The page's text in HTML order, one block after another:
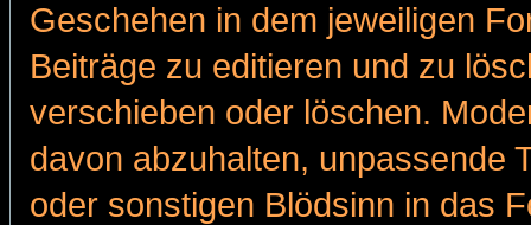
Geschehen in dem jeweiligen
Beiträge zu editieren und zu
verschieben oder löschen.
davon abzuhalten, unpassende
oder sonstigen Blödsinn in das